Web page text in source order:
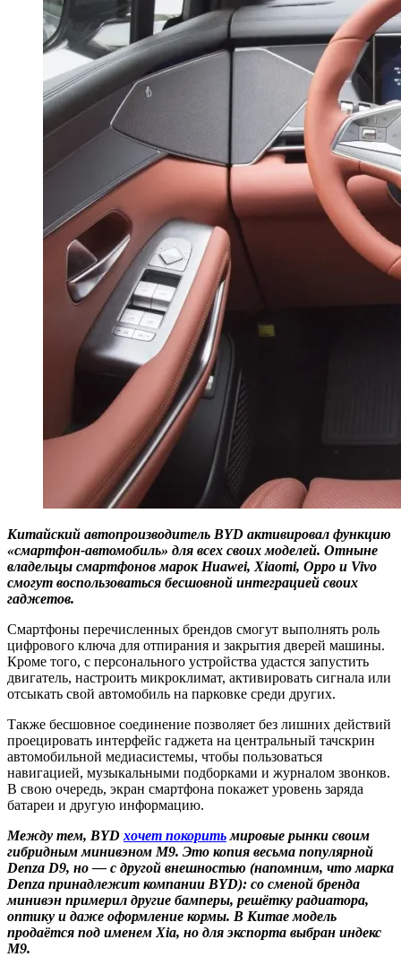
Китайский автопроизводитель BYD активировал функцию
«смартфон-автомобиль» для всех своих моделей. Отныне
владельцы смартфонов марок Huawei, Xiaomi, Oppo и Vivo
смогут воспользоваться бесшовной интеграцией своих
гаджетов.
Смартфоны перечисленных брендов смогут выполнять роль
цифрового ключа для отпирания и закрытия дверей машины.
Кроме того, с персонального устройства удастся запустить
двигатель, настроить микроклимат, активировать сигнала или
отсыкать свой автомобиль на парковке среди других.
Также бесшовное соединение позволяет без лишних действий
проецировать интерфейс гаджета на центральный тачскрин
автомобильной медиасистемы, чтобы пользоваться
навигацией, музыкальными подборками и журналом звонков.
В свою очередь, экран смартфона покажет уровень заряда
батареи и другую информацию.
Между тем, BYD хочет покоритьмировые рынки своим
гибридным минивэном M9. Это копия весьма популярной
Denza D9, но — с другой внешностью (напомним, что марка
Denza принадлежит компании BYD): со сменой бренда
минивэн примерил другие бамперы, решётку радиатора,
оптику и даже оформление кормы. В Китае модель
продаётся под именем Xia, но для экспорта выбран индекс
M9.